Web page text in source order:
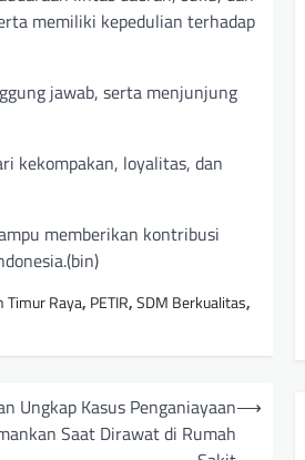
memiliki kepedulian terhadap
jawab, serta menjunjung
kekompakan, loyalitas, dan
memberikan kontribusi
Timur Raya, PETIR,SDM Berkualitas,
Ungkap Kasus Penganiayaan
Saat Dirawat di Rumah
⟶